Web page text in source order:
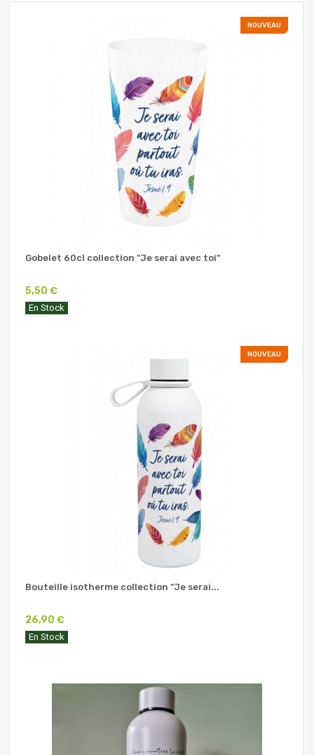
NOUVEAU
Gobelet 60cl collection "Je serai avec toi"
5,50 €
En Stock
NOUVEAU
Bouteille isotherme collection "Je serai...
26,90 €
En Stock